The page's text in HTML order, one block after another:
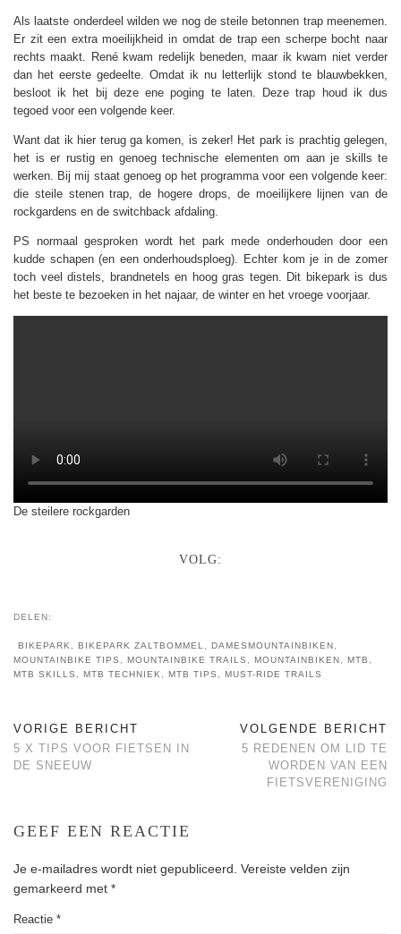
Als laatste onderdeel wilden we nog de steile betonnen trap meenemen.
Er zit een extra moeilijkheid in omdat de trap een scherpe bocht naar
rechts maakt. René kwam redelijk beneden, maar ik kwam niet verder
dan het eerste gedeelte. Omdat ik nu letterlijk stond te blauwbekken,
besloot ik het bij deze ene poging te laten. Deze trap houd ik dus
tegoed voor een volgende keer.
Want dat ik hier terug ga komen, is zeker! Het park is prachtig gelegen,
het is er rustig en genoeg technische elementen om aan je skills te
werken. Bij mij staat genoeg op het programma voor een volgende keer:
die steile stenen trap, de hogere drops, de moeilijkere lijnen van de
rockgardens en de switchback afdaling.
PS normaal gesproken wordt het park mede onderhouden door een
kudde schapen (en een onderhoudsploeg). Echter kom je in de zomer
toch veel distels, brandnetels en hoog gras tegen. Dit bikepark is dus
het beste te bezoeken in het najaar, de winter en het vroege voorjaar.
De steilere rockgarden
VOLG:
DELEN:
BIKEPARK BIKEPARK ZALTBOMMEL DAMESMOUNTAINBIKEN
MOUNTAINBIKE TIPS
MOUNTAINBIKE TRAILS MOUNTAINBIKEN MTB
MTB SKILLS
MTB TECHNIEK MTB TIPS MUST-RIDE TRAILS
VORIGE BERICHT
5 X TIPS VOOR FIETSEN IN
DE SNEEUW
VOLGENDE BERICHT
5 REDENEN OM LID TE
WORDEN VAN EEN
FIETSVERENIGING
GEEF EEN REACTIE
Je e-mailadres wordt niet gepubliceerd. Vereiste velden zijn
gemarkeerd met *
Reactie *